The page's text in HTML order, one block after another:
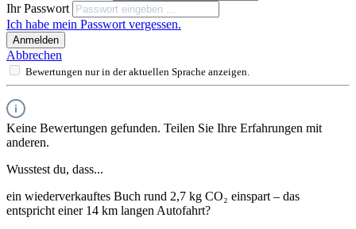
Ihr Passwort
Ich habe mein Passwort vergessen.
Anmelden
Abbrechen
Bewertungen nur in der aktuellen Sprache anzeigen.
Keine Bewertungen gefunden. Teilen Sie Ihre Erfahrungen mit
anderen.
Wusstest du, dass...
ein wiederverkauftes Buch rund 2,7 kg CO₂ einspart – das
entspricht einer 14 km langen Autofahrt?